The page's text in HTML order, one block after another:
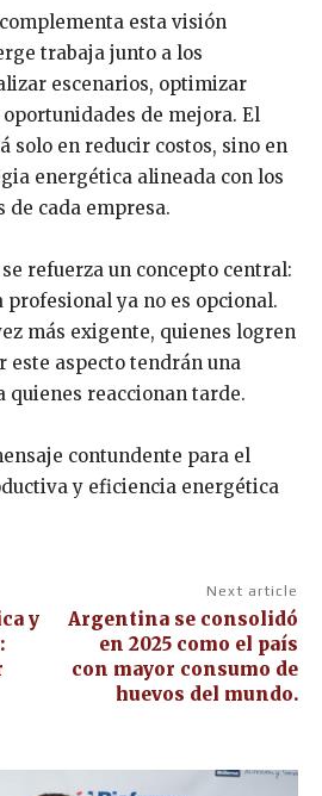
esta visión
trabaja junto a los
escenarios, optimizar
de mejora. El
solo en reducir costos, sino en
energética alineada con los
cada empresa.
refuerza un concepto central:
ya no es opcional.
más exigente, quienes logren
este aspecto tendrán una
quienes reaccionan tarde.
contundente para el
y eficiencia energética
y
Next article
Argentina se consolidó
en 2025 como el país
con mayor consumo de
huevos del mundo.